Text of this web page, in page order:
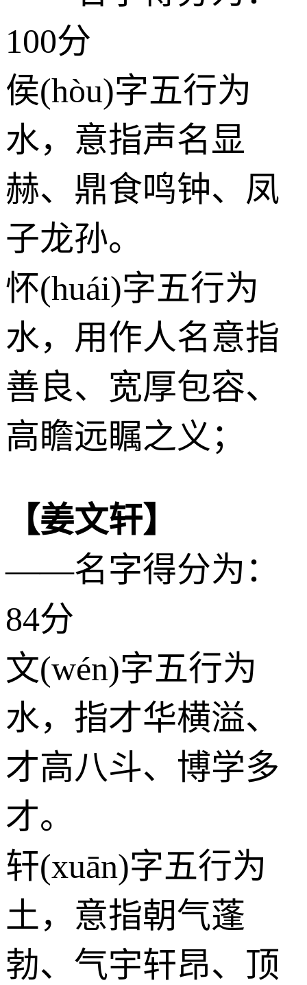
100分
侯(hòu)字五行为
水，意指声名显
赫、鼎食鸣钟、凤
子龙孙。
怀(huái)字五行为
水，用作人名意指
善良、宽厚包容、
高瞻远瞩之义；
【姜文轩】
——名字得分为：
84分
文(wén)字五行为
水，指才华横溢、
才高八斗、博学多
才。
轩(xuān)字五行为
土，意指朝气蓬
勃、气宇轩昂、顶